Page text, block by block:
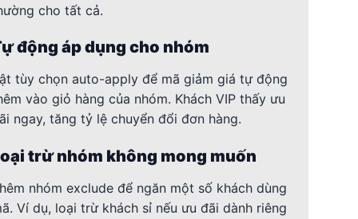
cho tất cả.
động áp dụng cho nhóm
tùy chọn auto-apply để mã giảm giá tự động
vào giỏ hàng của nhóm. Khách VIP thấy ưu
ngay, tăng tỷ lệ chuyển đổi đơn hàng.
trừ nhóm không mong muốn
nhóm exclude để ngăn một số khách dùng
Ví dụ, loại trừ khách sỉ nếu ưu đãi dành riêng